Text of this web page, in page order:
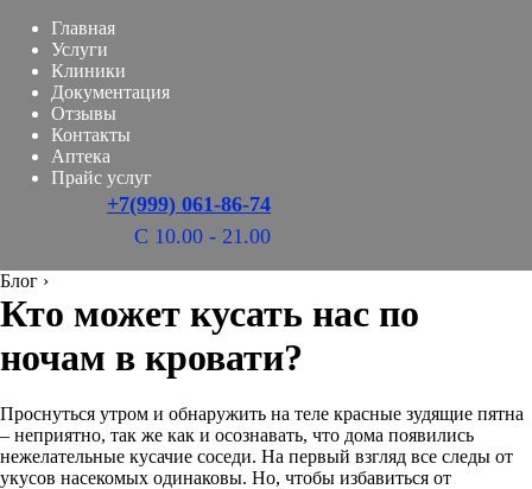
Главная
Услуги
Клиники
Документация
Отзывы
Контакты
Аптека
Прайс услуг
+7(999) 061-86-74
С 10.00 - 21.00
Блог ›
Кто может кусать нас по
ночам в кровати?
Проснуться утром и обнаружить на теле красные зудящие пятна
– неприятно, так же как и осознавать, что дома появились
нежелательные кусачие соседи. На первый взгляд все следы от
укусов насекомых одинаковы. Но, чтобы избавиться от